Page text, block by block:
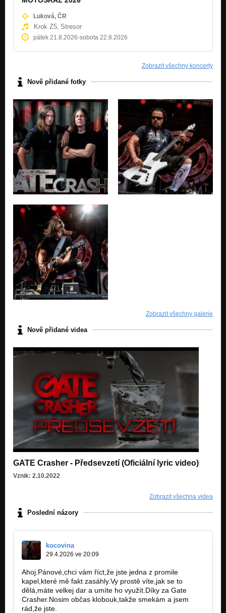
Luková, ČR
Krok Z5, Stresor
pátek 21.8.2026-sobota 22.8.2026
Zobrazit všechny koncerty
Nově přidané fotky
Zobrazit všechny galerie
Nově přidané videa
GATE Crasher - Předsevzetí (Oficiální lyric video)
Vznik: 2.10.2022
Zobrazit všechna videa
Poslední názory
kocovina
29.4.2026 ve 20:09
Ahoj.Pánové,chci vám říct,že jste jedna z promile
kapel,které mě fakt zasáhly.Vy prostě víte,jak se to
dělá,máte velkej dar a umíte ho využít.Díky za Gate
Crasher.Nosim občas klobouk,takže smekám a jsem
rád,že jste.